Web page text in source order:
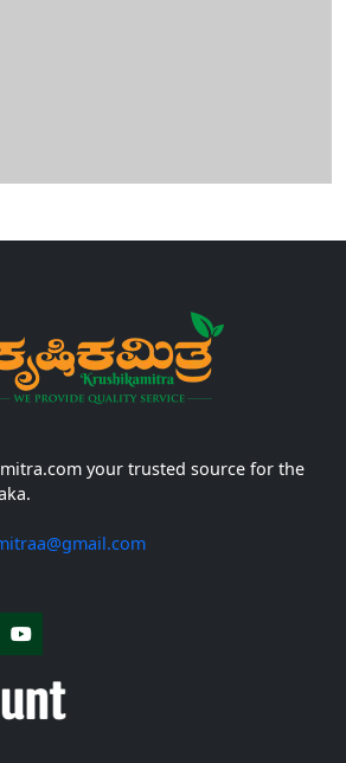
your trusted source for the